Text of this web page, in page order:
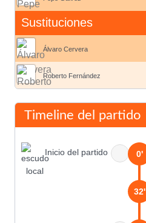
Sustituciones
Álvaro Cervera
Roberto Fernández
Timeline del partido
Inicio del partido 0'
32'